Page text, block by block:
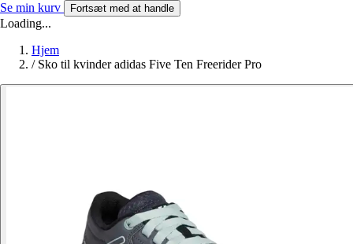
Se min kurv Fortsæt med at handle
Loading...
Hjem
/ Sko til kvinder adidas Five Ten Freerider Pro